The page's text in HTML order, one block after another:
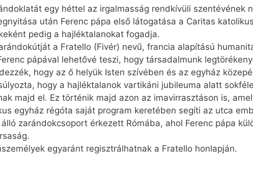
egy héttel az irgalmasság rendkívüli szentévének
után Ferenc pápa első látogatása a Caritas
pedig a hajléktalanokat fogadja.
a Fratello (Fivér) nevű, francia alapítású
pápával lehetővé teszi, hogy társadalmunk
hogy az ő helyük Isten szívében és az egyház
hogy a hajléktalanok vartikáni jubileuma alatt
majd el. Ez történik majd azon az imavirrasztáson is,
egyház régóta saját program keretében segíti az utca
zarándokcsoport érkezett Rómába, ahol Ferenc pápa
egyaránt regisztrálhatnak a Fratello honlapján.